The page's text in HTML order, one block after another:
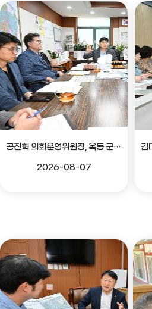
공진혁 의회운영위원장, 옥동 군부대 이전지 양동마을 주민지원사업 점검
2026-08-07